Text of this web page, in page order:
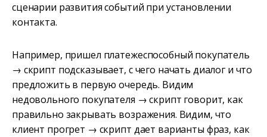
сценарии развития событий при установлении
контакта.
Например, пришел платежеспособный покупатель
→ скрипт подсказывает, с чего начать диалог и что
предложить в первую очередь. Видим
недовольного покупателя → скрипт говорит, как
правильно закрывать возражения. Видим, что
клиент прогрет → скрипт дает варианты фраз, как